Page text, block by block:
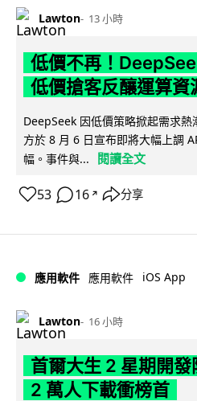
Lawton 13 小時
低價不再！
低價搶客反釀運算資
DeepSeek 因低價策略掀起需求
方於 8 月 6 日宣布即將大幅上調
幅。事件與...
閱讀全文
53 16 ↗ 分享
應用軟件 應用軟件 iOS App
Lawton 16 小時
首爾大生 2 星期開
2 萬人下載衝榜首